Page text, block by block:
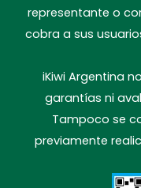
representante o
cobra a sus
iKiwi Argentina
garantías ni
Tampoco se
previamente